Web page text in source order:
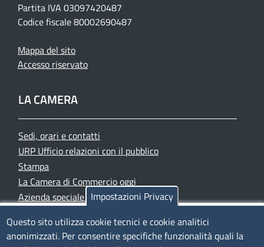
Partita IVA 03097420487
Codice fiscale 80002690487
Mappa del sito
Accesso riservato
LA CAMERA
Sedi, orari e contatti
URP Ufficio relazioni con il pubblico
Stampa
La Camera di Commercio oggi
Azienda speciale PromoFirenze
TRASPARENZA
Impostazioni Privacy
Questo sito utilizza cookie tecnici e cookie analitici
anonimizzati. Per consentire specifiche funzionalità quali la